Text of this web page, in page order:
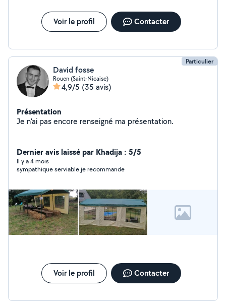
Voir le profil Contacter
Particulier
David fosse
Rouen (Saint-Nicaise)
4,9/5 (35 avis)
Présentation
Je n'ai pas encore renseigné ma présentation.
Dernier avis laissé par Khadija : 5/5
Il y a 4 mois
sympathique serviable je recommande
Voir le profil Contacter